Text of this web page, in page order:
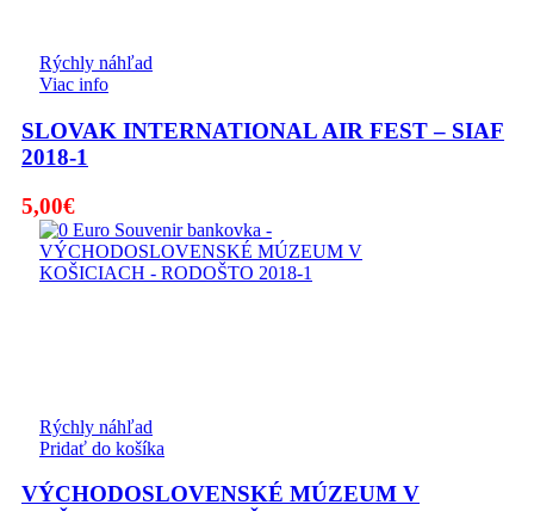
Rýchly náhľad
Viac info
SLOVAK INTERNATIONAL AIR FEST – SIAF
2018-1
5,00€
Rýchly náhľad
Pridať do košíka
VÝCHODOSLOVENSKÉ MÚZEUM V